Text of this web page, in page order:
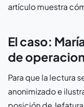
artículo muestra
El caso:
de
Para que la lectura
anonimizado e